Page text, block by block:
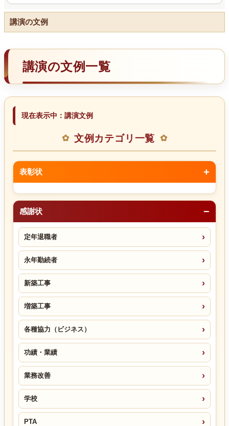
講演の文例
講演の文例一覧
現在表示中：講演文例
文例カテゴリ一覧
表彰状
感謝状
定年退職者
永年勤続者
新築工事
増築工事
各種協力（ビジネス）
功績・業績
業務改善
学校
PTA